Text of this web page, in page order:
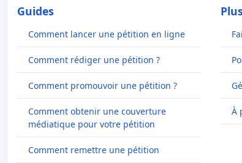
Guides
Comment lancer une pétition en ligne
Comment rédiger une pétition ?
Comment promouvoir une pétition ?
Comment obtenir une couverture
médiatique pour votre pétition
Comment remettre une pétition
Plus
À